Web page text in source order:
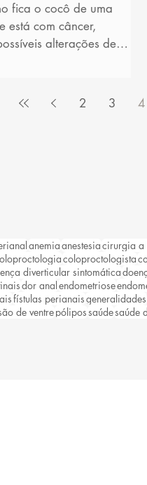
fica o cocô de uma
está com câncer,
alterações de
2 3 4
anemiaanestesiacirurgia a
coloproctologista
diverticular sintomática
dor analendometriose
fístulas perianaisgeneralidades
de ventrepólipossaúdesaúde